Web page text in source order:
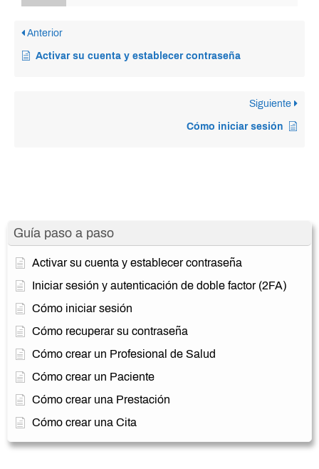
Guía paso a paso
Activar su cuenta y establecer contraseña
Iniciar sesión y autenticación de doble factor (2FA)
Cómo iniciar sesión
Cómo recuperar su contraseña
Cómo crear un Profesional de Salud
Cómo crear un Paciente
Cómo crear una Prestación
Cómo crear una Cita
Anterior
Activar su cuenta y establecer contraseña
Siguiente
Cómo iniciar sesión